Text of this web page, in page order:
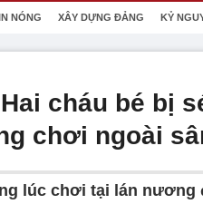
NÓNG XÂY DỰNG ĐẢNG KỶ
cháu bé bị
chơi ngoài
lúc chơi tại lán nương